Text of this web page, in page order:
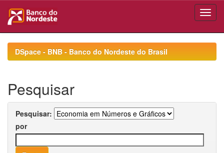
navigationDSpace - BNB - Banco do Nordeste do Brasil
Pesquisar
Pesquisar:
por